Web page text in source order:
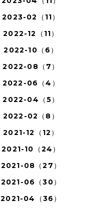
2023-02（11）
2022-12（11）
2022-10（6）
2022-08（7）
2022-06（4）
2022-04（5）
2022-02（8）
2021-12（12）
2021-10（24）
2021-08（27）
2021-06（30）
2021-04（36）